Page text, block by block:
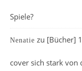
Spiele?
Nenatie zu [Bücher]
cover sich stark von